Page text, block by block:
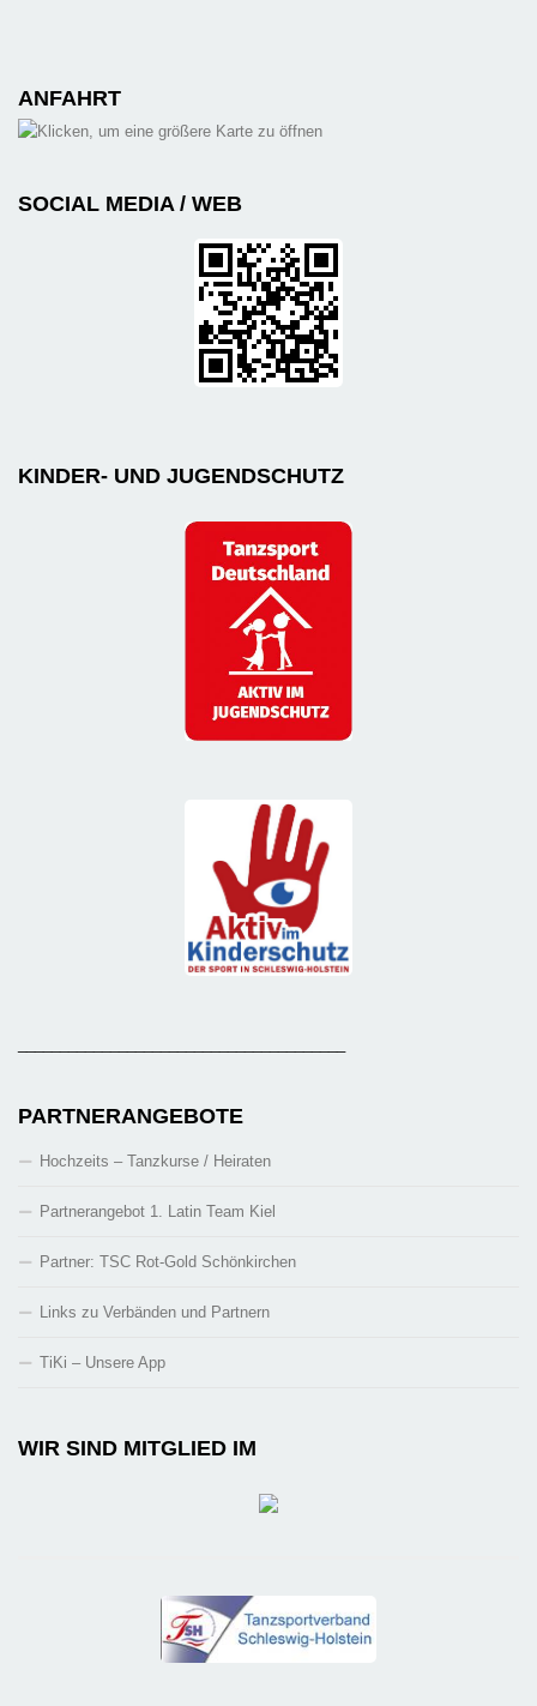
ANFAHRT
SOCIAL MEDIA / WEB
KINDER- UND JUGENDSCHUTZ
PARTNERANGEBOTE
Hochzeits – Tanzkurse / Heiraten
Partnerangebot 1. Latin Team Kiel
Partner: TSC Rot-Gold Schönkirchen
Links zu Verbänden und Partnern
TiKi – Unsere App
WIR SIND MITGLIED IM